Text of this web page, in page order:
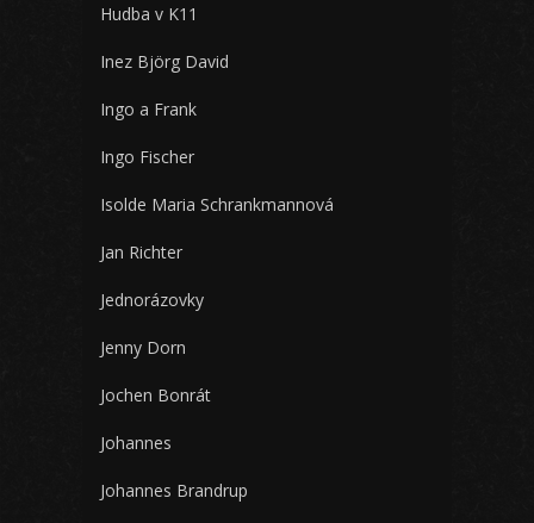
Hudba v K11
Inez Björg David
Ingo a Frank
Ingo Fischer
Isolde Maria Schrankmannová
Jan Richter
Jednorázovky
Jenny Dorn
Jochen Bonrát
Johannes
Johannes Brandrup